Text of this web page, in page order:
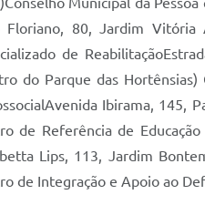
Floriano, 80, Jardim Vitória
de
do Parque das Hortênsias)
Ibirama, 145,
de Referência de
Lips, 113, Jardim
de Integração e Apoio ao